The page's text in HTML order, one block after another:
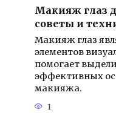
Макияж глаз
советы и
Макияж глаз
элементов
помогает
эффективных
макияжа.
1